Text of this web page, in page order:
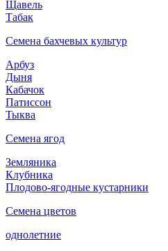
Щавель
Табак
Семена бахчевых культур
Арбуз
Дыня
Кабачок
Патиссон
Тыква
Семена ягод
Земляника
Клубника
Плодово-ягодные кустарники
Семена цветов
однолетние